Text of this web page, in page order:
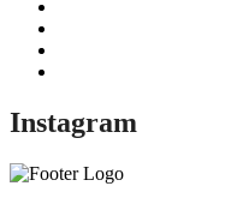
Instagram